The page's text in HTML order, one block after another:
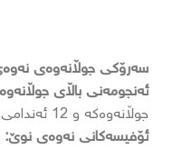
سەرۆکی جوڵانەوەی
ئەنجومەنی باڵای
جوڵانەوەکە و 12 ئەندامی تر پێک دێت.
ئۆفیسەکانی نەوەی نوێ: